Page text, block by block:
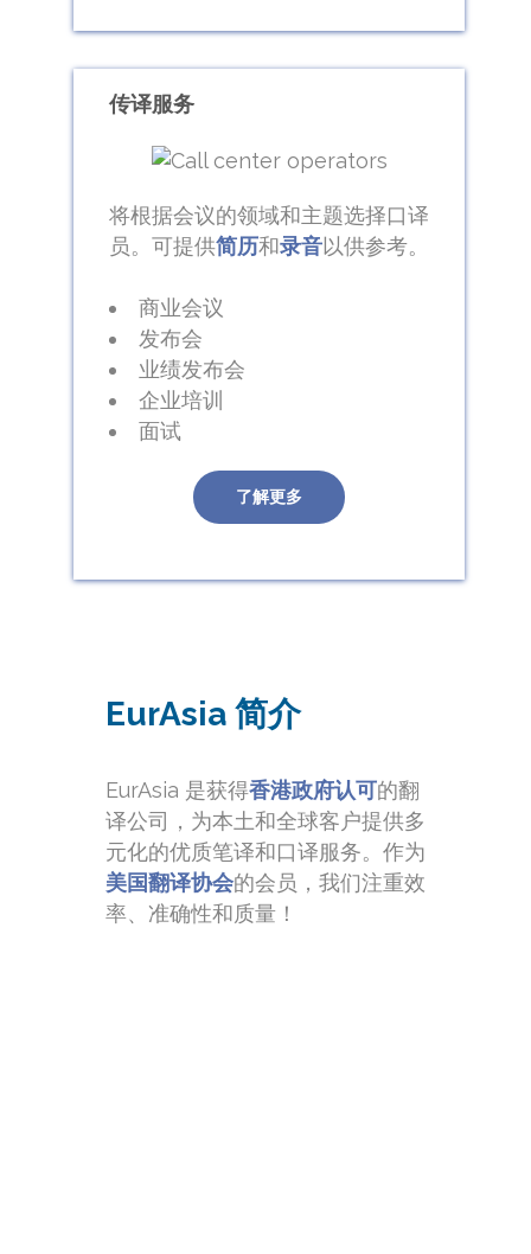
传译服务
将根据会议的领域和主题选择口译
员。可提供简历和录音以供参考。
商业会议
发布会
业绩发布会
企业培训
面试
了解更多
EurAsia 简介
EurAsia 是获得香港政府认可的翻
译公司，为本土和全球客户提供多
元化的优质笔译和口译服务。作为
美国翻译协会的会员，我们注重效
率、准确性和质量！